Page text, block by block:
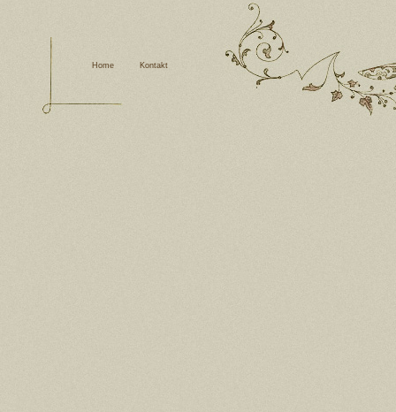
Home Kontakt